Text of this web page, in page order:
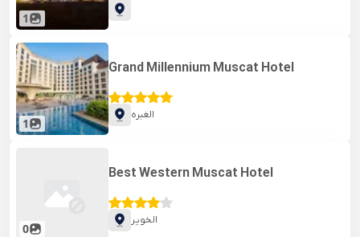
1
1
Grand Millennium Muscat Hotel
الغبره
0
Best Western Muscat Hotel
الخویر